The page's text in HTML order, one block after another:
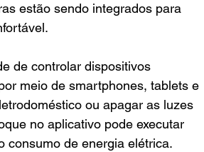
estão sendo integrados para
de controlar dispositivos
meio de smartphones, tablets e
ou apagar as luzes
no aplicativo pode executar
consumo de energia elétrica.